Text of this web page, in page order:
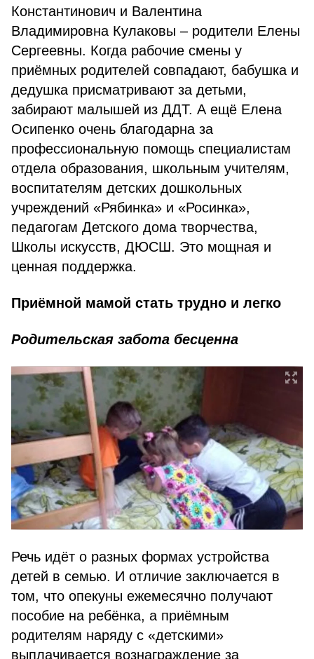
Константинович и Валентина
Владимировна Кулаковы – родители Елены
Сергеевны. Когда рабочие смены у
приёмных родителей совпадают, бабушка и
дедушка присматривают за детьми,
забирают малышей из ДДТ. А ещё Елена
Осипенко очень благодарна за
профессиональную помощь специалистам
отдела образования, школьным учителям,
воспитателям детских дошкольных
учреждений «Рябинка» и «Росинка»,
педагогам Детского дома творчества,
Школы искусств, ДЮСШ. Это мощная и
ценная поддержка.
Приёмной мамой стать трудно и легко
Родительская забота бесценна
Речь идёт о разных формах устройства
детей в семью. И отличие заключается в
том, что опекуны ежемесячно получают
пособие на ребёнка, а приёмным
родителям наряду с «детскими»
выплачивается вознаграждение за